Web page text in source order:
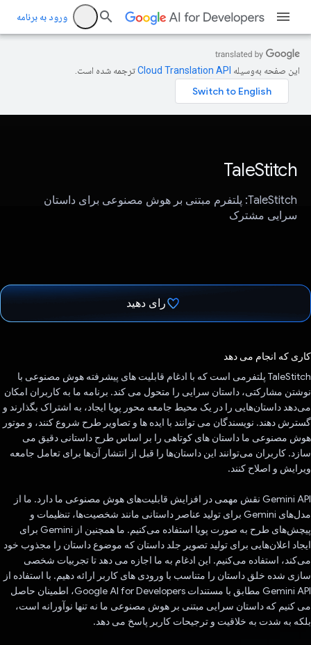
ورود به برنامه
این صفحه به‌وسیله ترجمه شده است.
TaleStitch
TaleStitch: پلتفرم مبتنی بر هوش مصنوعی برای داستان
سرایی مشترک
رای دهید
کاری که انجام می دهد
TaleStitch پلتفرمی است که با ادغام قابلیت های پیشرفته هوش مصنوعی با
نوشتن مشارکتی، داستان سرایی را متحول می کند. برنامه ما به کاربران امکان
می‌دهد داستان‌هایی را در یک محیط جامعه محور پویا ایجاد، به اشتراک بگذارند و
گسترش دهند. نویسندگان می توانند با ایده ها و تصاویر طرح شروع کنند، و موتور
هوش مصنوعی ما داستان های کوتاهی را بر اساس طرح داستانی دقیق می
سازد. کاربران می‌توانند این داستان‌ها را قبل از انتشار آن‌ها برای تعامل جامعه
ویرایش و اصلاح کنند.
Gemini API نقش مهمی در افزایش قابلیت‌های هوش مصنوعی ما دارد. ما از
مدل‌های Gemini برای تولید عناصر داستانی مانند شخصیت‌ها، تنظیمات و
پیچش‌های طرح به صورت پویا استفاده می‌کنیم. ما همچنین از Gemini برای
ایجاد اعلان‌هایی برای تولید تصویر جلد داستان که موضوع داستان را مجذوب خود
می‌کند، استفاده می‌کنیم. این ادغام به ما اجازه می دهد تا تجربیات شخصی
سازی شده خلق داستان را متناسب با ورودی های کاربر ارائه دهیم. با استفاده از
Gemini API مطابق با مستندات Google AI for Developers، اطمینان حاصل
می کنیم که داستان سرایی مبتنی بر هوش مصنوعی ما نه تنها نوآورانه است،
بلکه به شدت به خلاقیت و ترجیحات کاربر پاسخ می دهد.